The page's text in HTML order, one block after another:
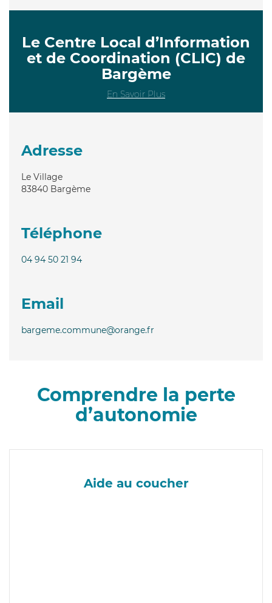
Le Centre Local d’Information
et de Coordination (CLIC) de
Bargème
En Savoir Plus
Adresse
Le Village
83840 Bargème
Téléphone
04 94 50 21 94
Email
bargeme.commune@orange.fr
Comprendre la perte
d’autonomie
Aide au coucher